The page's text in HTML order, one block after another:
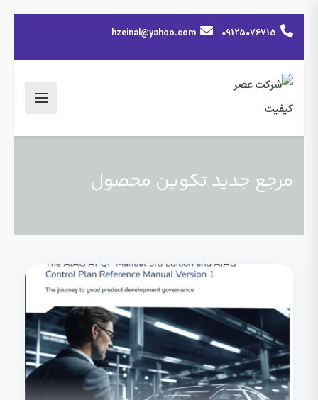
09125076715
hzeinal@yahoo.com
مرجع جدید تکوین محصول